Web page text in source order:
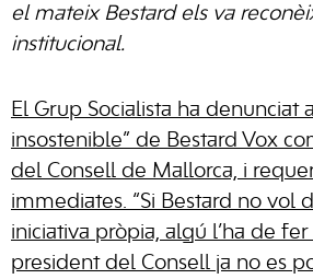
el mateix Bestard els va
institucional.
El Grup Socialista ha denunciat
insostenible” de Bestard Vox
del Consell de Mallorca, i
immediates. “Si Bestard no vol
iniciativa pròpia, algú l’ha de
president del Consell ja no es